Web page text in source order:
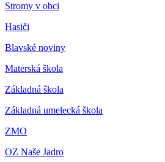
Stromy v obci
Hasiči
Blavské noviny
Materská škola
Základná škola
Základná umelecká škola
ZMO
OZ Naše Jadro